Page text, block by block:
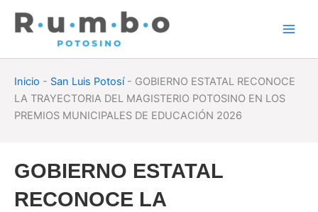
Inicio - San Luis Potosí- GOBIERNO ESTATAL RECONOCE
LA TRAYECTORIA DEL MAGISTERIO POTOSINO EN LOS
PREMIOS MUNICIPALES DE EDUCACIÓN 2026
GOBIERNO ESTATAL
RECONOCE LA